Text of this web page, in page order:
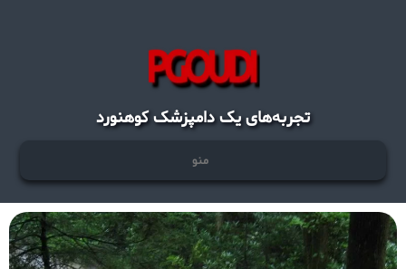
تجربه‌های یک دامپزشک کوهنورد
منو